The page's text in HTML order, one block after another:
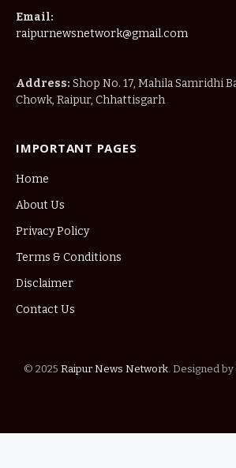
Email:
raipurnewsnetwork@gmail.com
Address: Shop No. 17, Mahila Samridhi
Chowk, Raipur, Chhattisgarh
IMPORTANT PAGES
Home
About Us
Privacy Policy
Terms & Conditions
Disclaimer
Contact Us
© 2025 Raipur News Network. Designed by